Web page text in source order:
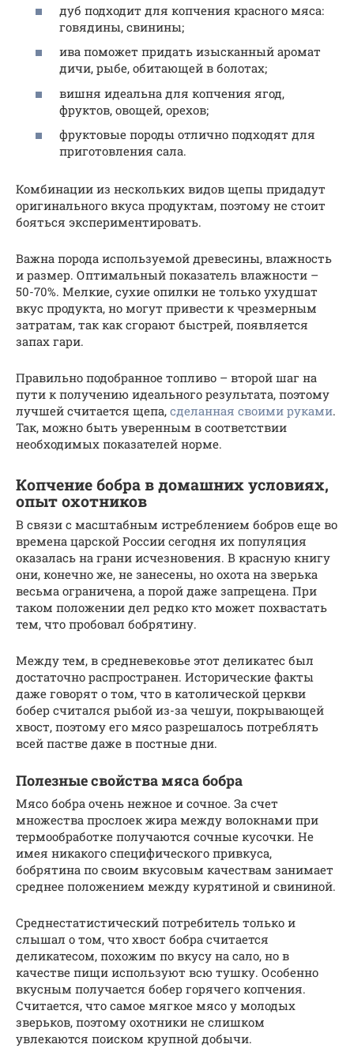
дуб подходит для копчения красного мяса:
говядины, свинины;
ива поможет придать изысканный аромат
дичи, рыбе, обитающей в болотах;
вишня идеальна для копчения ягод,
фруктов, овощей, орехов;
фруктовые породы отлично подходят для
приготовления сала.
Комбинации из нескольких видов щепы придадут
оригинального вкуса продуктам, поэтому не стоит
бояться экспериментировать.
Важна порода используемой древесины, влажность
и размер. Оптимальный показатель влажности –
50-70%. Мелкие, сухие опилки не только ухудшат
вкус продукта, но могут привести к чрезмерным
затратам, так как сгорают быстрей, появляется
запах гари.
Правильно подобранное топливо – второй шаг на
пути к получению идеального результата, поэтому
лучшей считается щепа, сделанная своими руками.
Так, можно быть уверенным в соответствии
необходимых показателей норме.
Копчение бобра в домашних условиях,
опыт охотников
В связи с масштабным истреблением бобров еще во
времена царской России сегодня их популяция
оказалась на грани исчезновения. В красную книгу
они, конечно же, не занесены, но охота на зверька
весьма ограничена, а порой даже запрещена. При
таком положении дел редко кто может похвастать
тем, что пробовал бобрятину.
Между тем, в средневековье этот деликатес был
достаточно распространен. Исторические факты
даже говорят о том, что в католической церкви
бобер считался рыбой из-за чешуи, покрывающей
хвост, поэтому его мясо разрешалось потреблять
всей пастве даже в постные дни.
Полезные свойства мяса бобра
Мясо бобра очень нежное и сочное. За счет
множества прослоек жира между волокнами при
термообработке получаются сочные кусочки. Не
имея никакого специфического привкуса,
бобрятина по своим вкусовым качествам занимает
среднее положением между курятиной и свининой.
Среднестатистический потребитель только и
слышал о том, что хвост бобра считается
деликатесом, похожим по вкусу на сало, но в
качестве пищи используют всю тушку. Особенно
вкусным получается бобер горячего копчения.
Считается, что самое мягкое мясо у молодых
зверьков, поэтому охотники не слишком
увлекаются поиском крупной добычи.